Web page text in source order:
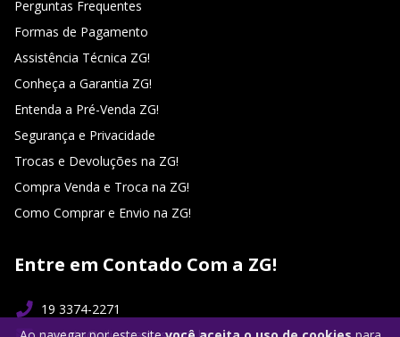
Perguntas Frequentes
Formas de Pagamento
Assistência Técnica ZG!
Conheça a Garantia ZG!
Entenda a Pré-Venda ZG!
Segurança e Privacidade
Trocas e Devoluções na ZG!
Compra Venda e Troca na ZG!
Como Comprar e Envio na ZG!
Entre em Contado Com a ZG!
19 3374-2271